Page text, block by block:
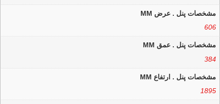
مشخصات پنل . عرض MM
606
مشخصات پنل . عمق MM
384
مشخصات پنل . ارتفاع MM
1895